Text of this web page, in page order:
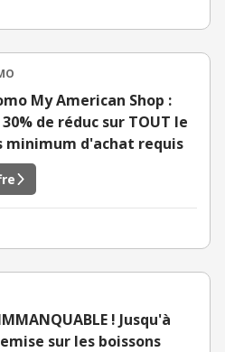
My American Shop :
de réduc sur TOUT le
minimum d'achat requis
! Jusqu'à
sur les boissons